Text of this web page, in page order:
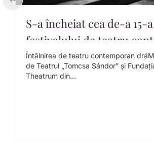
S-a încheiat cea de-a 15-
festivalului de teatru
– dráMA
Întâlnirea de teatru contemporan
de Teatrul „Tomcsa Sándor” și
Theatrum din…